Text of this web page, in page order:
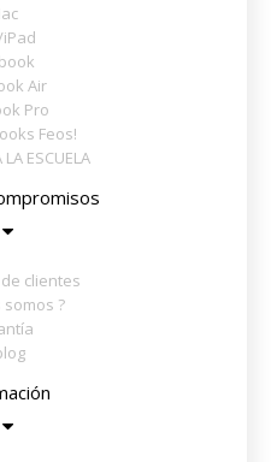
Air
Pro
Feos!
LA ESCUELA
clientes
?